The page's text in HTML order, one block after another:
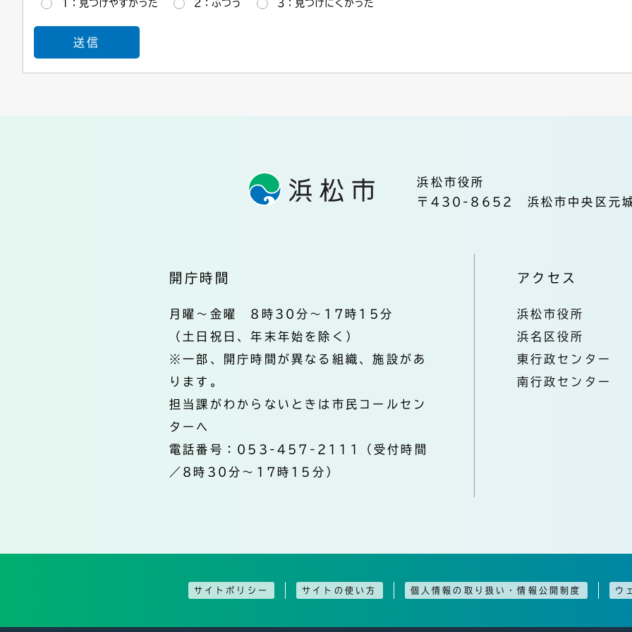
1：見つけやすかった 2：ふつう 3：見つけにくかった
浜松市役所
〒430-8652 浜松市中央区元
開庁時間
月曜～金曜 8時30分～17時15分
（土日祝日、年末年始を除く）
※一部、開庁時間が異なる組織、施設があ
ります。
担当課がわからないときは市民コールセン
ターへ
電話番号：053-457-2111（受付時間
／8時30分～17時15分）
アクセス
浜松市役所
浜名区役所
東行政センター
南行政センター
サイトポリシー サイトの使い方 個人情報の取り扱い・情報公開制度 ウ